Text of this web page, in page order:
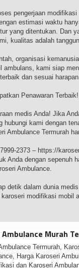
pengerjaan
estimasi waktu
yang ditentukan. Dan
kualitas adalah
organisasi
ambulans, kami siap
dan sesuai
Penawaran Terbaik!
medis Anda! Jika
hubungi kami dengan
Ambulance Termurah
2373 – https://
Anda dengan sepenuh
Ambulance.
detik dalam dunia
modifikasi mobil
Murah
Termurah,
Harga Karoseri
dan Karoseri